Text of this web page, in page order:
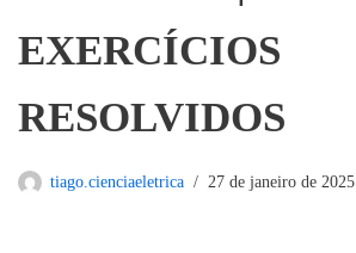
EXERCÍCIOS
RESOLVIDOS
tiago.cienciaeletrica 27 de janeiro de 2025